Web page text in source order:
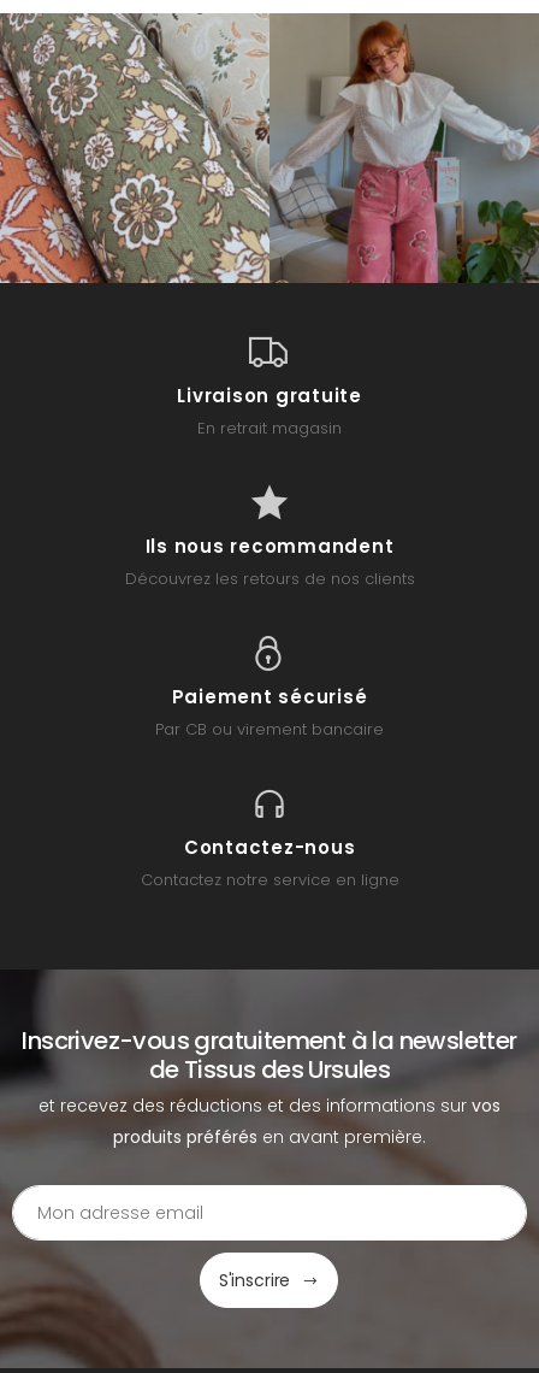
Livraison gratuite
En retrait magasin
Ils nous recommandent
Découvrez les retours de nos clients
Paiement sécurisé
Par CB ou virement bancaire
Contactez-nous
Contactez notre service en ligne
Inscrivez-vous gratuitement à la newsletter
de Tissus des Ursules
et recevez des réductions et des informations sur vos
produits préférés en avant première.
S'inscrire